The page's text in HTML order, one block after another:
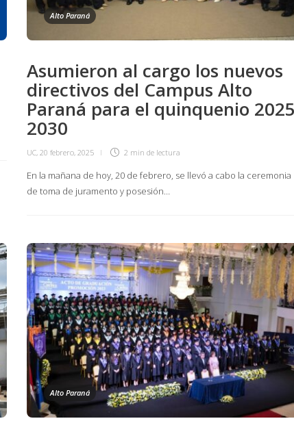
Alto Paraná
Asumieron al cargo los nuevos
directivos del Campus Alto
Paraná para el quinquenio
2030
UC, 20 febrero, 2025 2 min de lectura
En la mañana de hoy, 20 de febrero, se llevó a cabo la ceremonia
de toma de juramento y posesión…
Alto Paraná